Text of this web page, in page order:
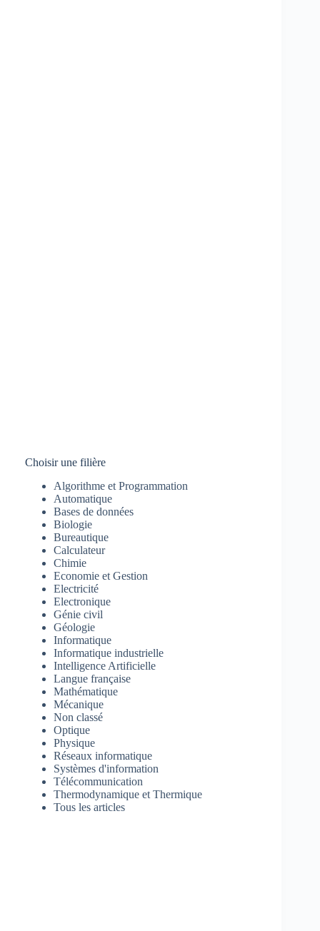
Choisir une filière
Algorithme et Programmation
Automatique
Bases de données
Biologie
Bureautique
Calculateur
Chimie
Economie et Gestion
Electricité
Electronique
Génie civil
Géologie
Informatique
Informatique industrielle
Intelligence Artificielle
Langue française
Mathématique
Mécanique
Non classé
Optique
Physique
Réseaux informatique
Systèmes d'information
Télécommunication
Thermodynamique et Thermique
Tous les articles